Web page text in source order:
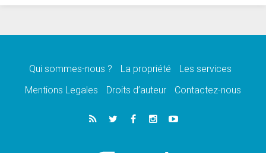
en Argentine et au Pérou
Audience générale: la prière est un acte
04.08.2026
Léon XIV invite les Chevaliers de Colomb à
Qui sommes-nous ? La propriété
Les services
Mentions Legales
Droits d’auteur Contactez-nous